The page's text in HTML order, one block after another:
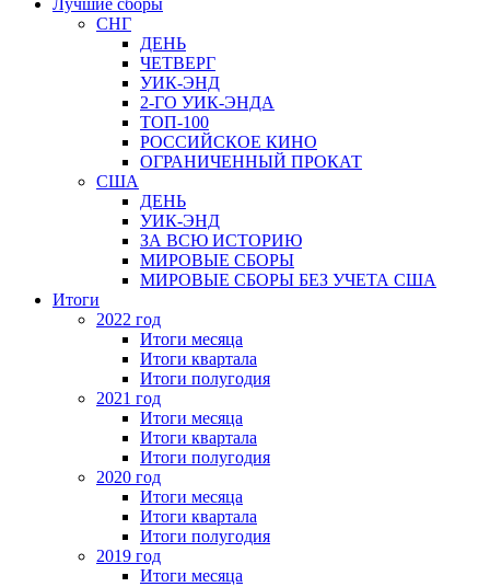
Лучшие сборы
СНГ
ДЕНЬ
ЧЕТВЕРГ
УИК-ЭНД
2-ГО УИК-ЭНДА
ТОП-100
РОССИЙСКОЕ КИНО
ОГРАНИЧЕННЫЙ ПРОКАТ
США
ДЕНЬ
УИК-ЭНД
ЗА ВСЮ ИСТОРИЮ
МИРОВЫЕ СБОРЫ
МИРОВЫЕ СБОРЫ БЕЗ УЧЕТА США
Итоги
2022 год
Итоги месяца
Итоги квартала
Итоги полугодия
2021 год
Итоги месяца
Итоги квартала
Итоги полугодия
2020 год
Итоги месяца
Итоги квартала
Итоги полугодия
2019 год
Итоги месяца